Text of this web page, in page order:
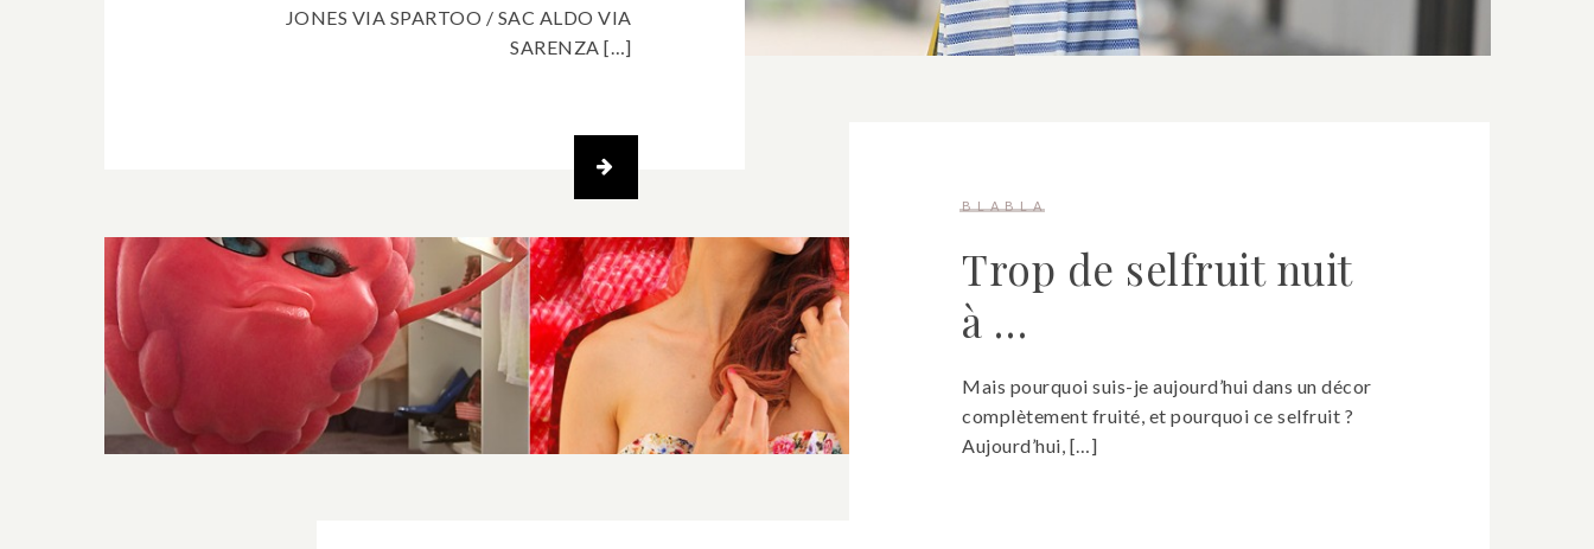
JONES VIA SPARTOO / SAC ALDO VIA
SARENZA […]
BLABLA
Trop de selfruit nuit
à …
Mais pourquoi suis-je aujourd’hui dans un décor
complètement fruité, et pourquoi ce selfruit ?
Aujourd’hui, […]